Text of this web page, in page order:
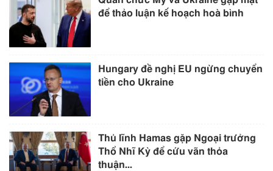
để thảo luận kế hoạch hoà bình
Hungary đề nghị EU ngừng chuyển
tiền cho Ukraine
Thủ lĩnh Hamas gặp Ngoại trưởng
Thổ Nhĩ Kỳ để cứu vãn thỏa
thuận...